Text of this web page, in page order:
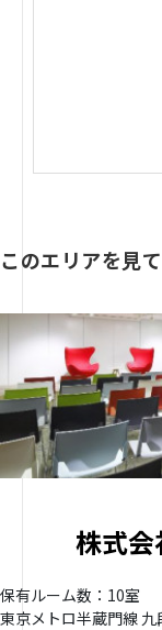
このエリアを見
株式会
保有ルーム数：10室
東京メトロ半蔵門線 九